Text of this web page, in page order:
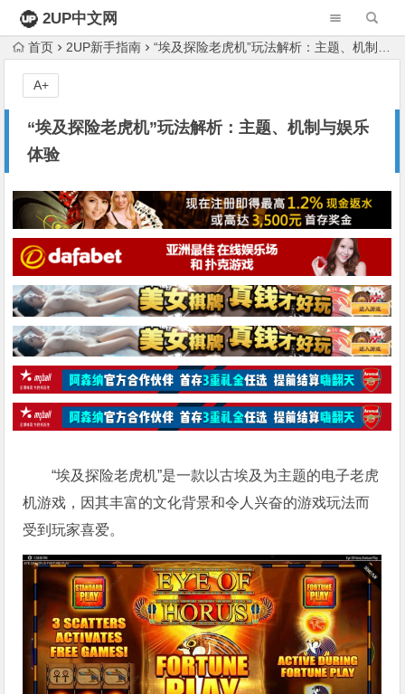
2UP中文网
首页 2UP新手指南 “埃及探险老虎机”玩法解析：主题、机制与娱乐体验
“埃及探险老虎机”玩法解析：主题、机制与娱乐
体验
A+
“埃及探险老虎机”是一款以古埃及为主题的电子老虎
机游戏，因其丰富的文化背景和令人兴奋的游戏玩法而
受到玩家喜爱。